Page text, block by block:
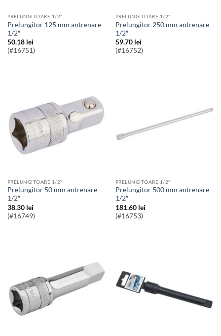
PRELUNGITOARE 1/2"
Prelungitor 125 mm antrenare
1/2″
50.18 lei
(#16751)
PRELUNGITOARE 1/2"
Prelungitor 250 mm antrenare
1/2″
59.70 lei
(#16752)
PRELUNGITOARE 1/2"
Prelungitor 50 mm antrenare
1/2″
38.30 lei
(#16749)
PRELUNGITOARE 1/2"
Prelungitor 500 mm antrenare
1/2″
181.60 lei
(#16753)